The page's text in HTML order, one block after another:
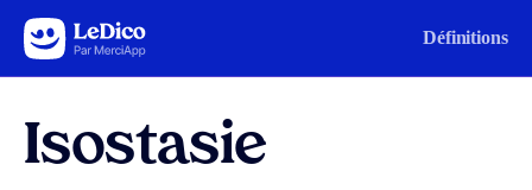
Aller au contenu Définitions
Isostasie